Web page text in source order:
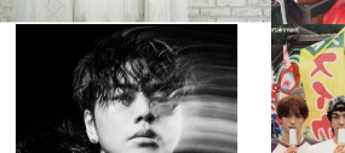
musicjapantv
💡8月特番放送決定！
...
8月 4
84 0